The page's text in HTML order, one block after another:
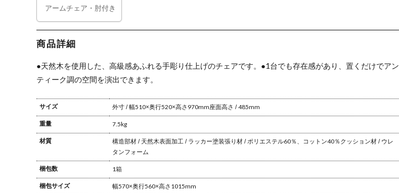
テリア 完成品
完成品
アームチェア・肘付き
商品詳細
●天然木を使用した、高級感あふれる手彫り仕上げのチェアです。 ●1台でも存在感があり、置くだけでアン
ティーク調の空間を演出できます。
サイズ 外寸 / 幅510×奥行520×高さ970mm座面高さ / 485mm
重量 7.5kg
材質 構造部材 / 天然木表面加工 / ラッカー塗装張り材 / ポリエステル60％、コットン40％ クッション材 / ウレ
タンフォーム
梱包数 1箱
梱包サイズ 幅570×奥行560×高さ1015mm